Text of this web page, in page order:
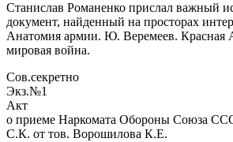
Станислав Романенко прислал важный
документ, найденный на просторах
Анатомия армии. Ю. Веремеев. Красная
мировая война.
Сов.секретно
Экз.№1
Акт
о приеме Наркомата Обороны Союза
С.К. от тов. Ворошилова К.Е.